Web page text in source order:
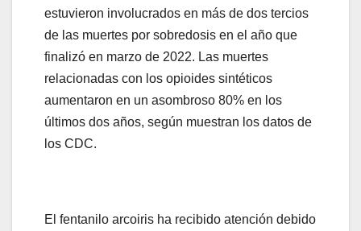
estuvieron involucrados en más de dos tercios
de las muertes por sobredosis en el año que
finalizó en marzo de 2022. Las muertes
relacionadas con los opioides sintéticos
aumentaron en un asombroso 80% en los
últimos dos años, según muestran los datos de
los CDC.
El fentanilo arcoiris ha recibido atención debido